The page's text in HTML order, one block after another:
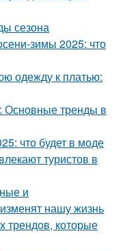
сезона
зимы 2025: что
одежду к платью:
Основные тренды в
что будет в моде
туристов в
и
нашу жизнь
трендов, которые